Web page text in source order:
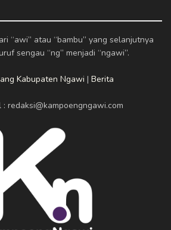
“awi” atau “bambu” yang selanjutnya
sengau “ng” menjadi “ngawi”.
Kabupaten Ngawi | Berita
redaksi@kampoengngawi.com